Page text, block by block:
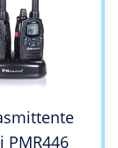
PMR446